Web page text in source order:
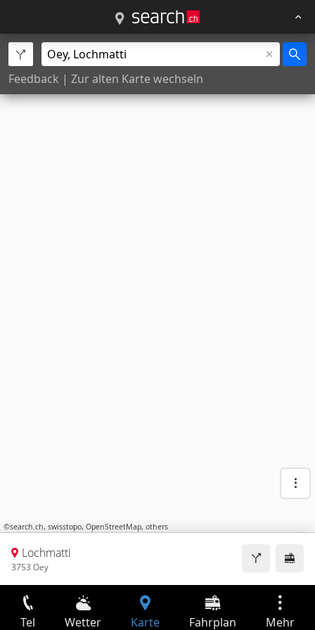
Feedback | Zur alten Karte wechseln
©search.ch, swisstopo, OpenStreetMap, others
Lochmatti
3753 Oey
Tel Wetter Karte Fahrplan Mehr